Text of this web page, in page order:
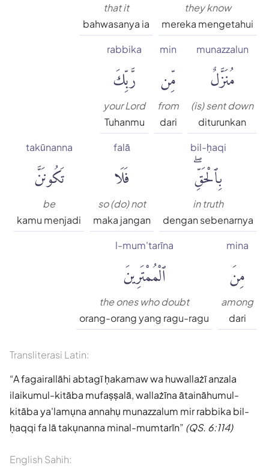
they know
mereka mengetahui
that it
bahwasanya ia
munazzalun
مُنَزَّلٌ
(is) sent down
diturunkan
min
مِّن
from
dari
rabbika
رَّبِّكَ
your Lord
Tuhanmu
bil-ḥaqi
بِٱلْحَقِّۖ
in truth
dengan sebenarnya
falā
فَلَا
so (do) not
maka jangan
takūnanna
تَكُونَنَّ
be
kamu menjadi
mina
مِنَ
among
dari
l-mum'tarīna
ٱلْمُمْتَرِينَ
the ones who doubt
orang-orang yang ragu-ragu
Transliterasi Latin:
A fagairallāhi abtagī ḥakamaw wa huwallażī anzala
ilaikumul-kitāba mufaṣṣalā, wallażīna ātaināhumul-
kitāba ya'lamụna annahụ munazzalum mir rabbika bil-
ḥaqqi fa lā takụnanna minal-mumtarīn (QS. 6:114)
English Sahih: